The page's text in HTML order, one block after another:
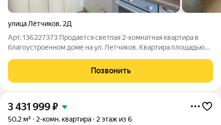
улица Лётчиков, 2Д
Арт. 136227373 Продается светлая 2-комнатная квартира в
благоустроенном доме на ул. Летчиков. Квартира площадью
14-этажного дома 2017 года постройки. Выполнен
косметический ремонт: натяжной
Позвонить
3 431 999₽
50,2 м² 2-комн. квартира 2 этаж из 6